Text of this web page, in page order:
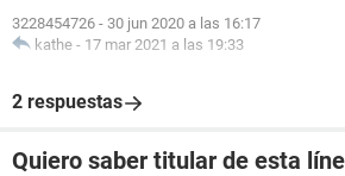
3228454726 - 30 jun 2020 a las 16:17
kathe - 17 mar 2021 a las 19:33
2 respuestas
Quiero saber titular de esta